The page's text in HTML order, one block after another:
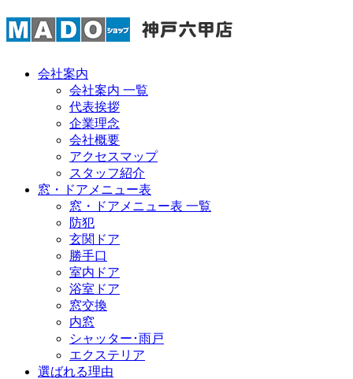
会社案内
会社案内 一覧
代表挨拶
企業理念
会社概要
アクセスマップ
スタッフ紹介
窓・ドアメニュー表
窓・ドアメニュー表 一覧
防犯
玄関ドア
勝手口
室内ドア
浴室ドア
窓交換
内窓
シャッター･雨戸
エクステリア
選ばれる理由